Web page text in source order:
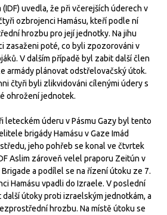
(IDF) uvedla, že při včerejších úderech v
ozbrojenci Hamásu, kteří podle ní
hrozbu pro její jednotky. Na jihu
zasaženi poté, co byli zpozorováni v
V dalším případě byl zabit další člen
armády plánovat odstřelovačský útok.
čtyři byli zlikvidováni cílenými údery s
ohrožení jednotek.
leteckém úderu v Pásmu Gazy byl tento
brigády Hamásu v Gaze Imád
jeho pohřeb se konal ve čtvrtek
Aslim zároveň velel praporu Zeitún v
Brigade a podílel se na řízení útoku ze 7.
Hamásu vpadli do Izraele. V poslední
útoky proti izraelským jednotkám, a
hrozbu. Na místě útoku se